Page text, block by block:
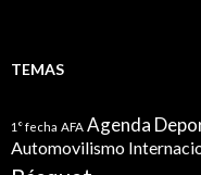
TEMAS
1° fecha AFA Agenda
Automovilismo